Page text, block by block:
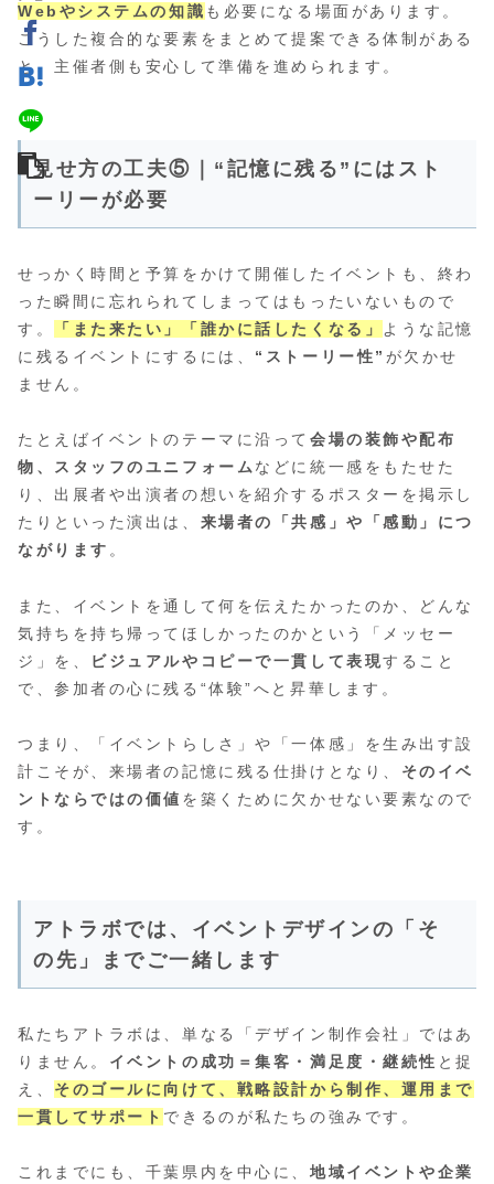
Webやシステムの知識 も必要になる場面があります。
こうした複合的な要素をまとめて提案できる体制がある
と、主催者側も安心して準備を進められます。
見せ方の工夫⑤｜“記憶に残る”にはスト
ーリーが必要
せっかく時間と予算をかけて開催したイベントも、終わ
った瞬間に忘れられてしまってはもったいないもので
す。
「また来たい」「誰かに話したくなる」 ような記憶
に残るイベントにするには、 “ストーリー性” が欠かせ
ません。
たとえばイベントのテーマに沿って 会場の装飾や配布
物、スタッフのユニフォームなどに統一感をもたせた
り、出展者や出演者の想いを紹介するポスターを掲示し
たりといった演出は、 来場者の「共感」や「感動」につ
ながります 。
また、イベントを通して何を伝えたかったのか、どんな
気持ちを持ち帰ってほしかったのかという「メッセー
ジ」を、
ビジュアルやコピーで一貫して表現すること
で、参加者の心に残る“体験”へと昇華します。
つまり、「イベントらしさ」や「一体感」を生み出す設
計こそが、来場者の記憶に残る仕掛けとなり、 そのイベ
ントならではの価値 を築くために欠かせない要素なので
す。
アトラボでは、イベントデザインの「そ
の先」までご一緒します
私たちアトラボは、単なる「デザイン制作会社」ではあ
りません。 イベントの成功＝集客・満足度・継続性 と捉
え、 そのゴールに向けて、戦略設計から制作、運用まで
一貫してサポート できるのが私たちの強みです。
これまでにも、千葉県内を中心に、 地域イベントや企業